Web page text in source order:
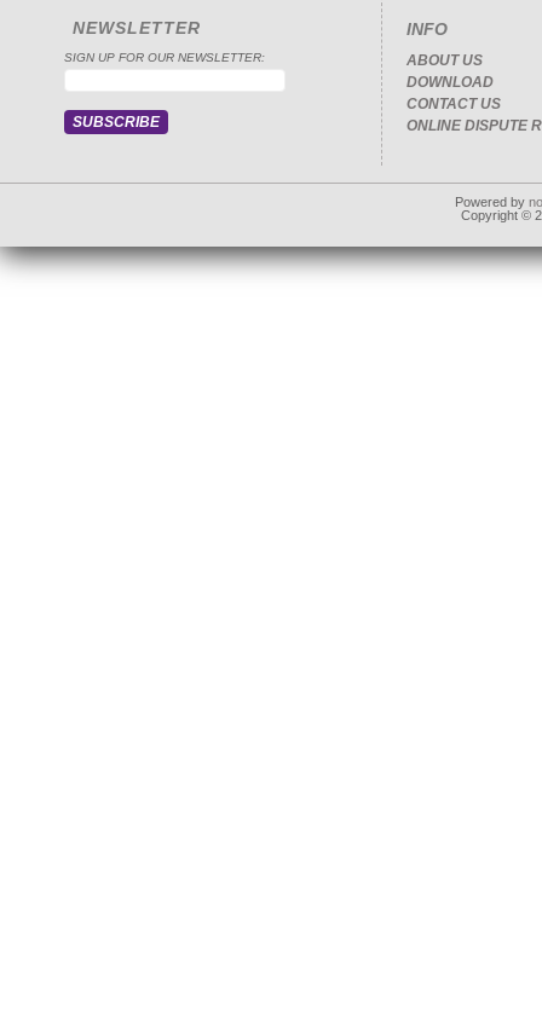
NEWSLETTER
SIGN UP FOR OUR NEWSLETTER:
INFO
ABOUT US
DOWNLOAD
CONTACT US
ONLINE DISPUTE
Powered by
Copyright ©